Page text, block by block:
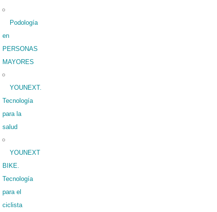
Podología
en
PERSONAS
MAYORES
YOUNEXT.
Tecnología
para la
salud
YOUNEXT
BIKE.
Tecnología
para el
ciclista